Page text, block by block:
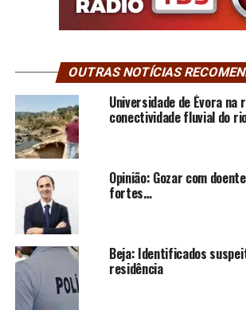
OUTRAS NOTÍCIAS
Universidade de Évora
conectividade fluvial do
Opinião: Gozar com
fortes…
Beja: Identificados
residência